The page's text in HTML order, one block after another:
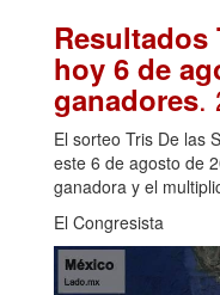
Resultados
hoy 6 de
ganadores.
El sorteo Tris De las
este 6 de agosto de
ganadora y el
El Congresista